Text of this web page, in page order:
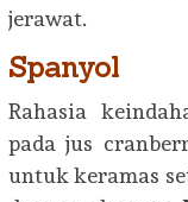
jerawat.
Spanyol
Rahasia
pada jus
untuk keramas